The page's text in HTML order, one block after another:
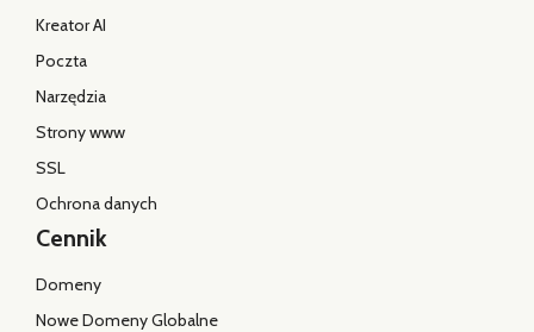
Kreator AI
Poczta
Narzędzia
Strony www
SSL
Ochrona danych
Cennik
Domeny
Nowe Domeny Globalne